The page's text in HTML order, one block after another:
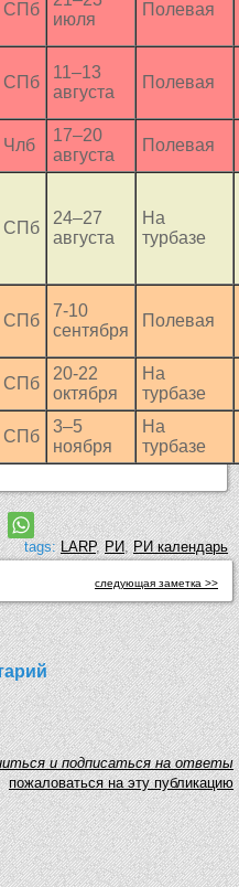
СПб
июля
Полевая
СПб
11–13
августа
Полевая
Члб
17–20
августа
Полевая
СПб
24–27
августа
На
турбазе
СПб
7-10
сентября
Полевая
СПб
20-22
октября
На
турбазе
СПб
3–5
ноября
На
турбазе
tags: LARP,РИ,РИ календарь
следующая заметка >>
и подписаться на ответы
пожаловаться на эту публикацию